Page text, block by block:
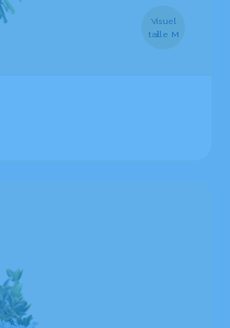
Visuel
taille M